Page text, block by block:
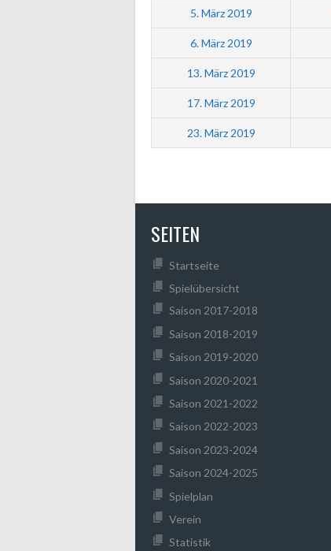
5. März 2019
6. März 2019
13. März 2019
17. März 2019
23. März 2019
SEITEN
Startseite
Spielübersicht
Saison 2017-2018
Saison 2018-2019
Saison 2019-2020
Saison 2020-2021
Saison 2021-2022
Saison 2022-2023
Saison 2023-2024
Saison 2024-2025
Spielplan
Verein
Statistik